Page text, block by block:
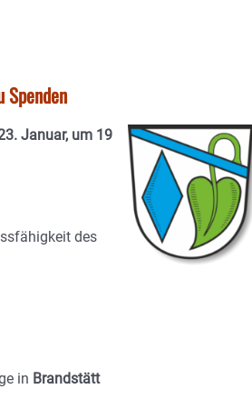
Spenden
Januar, um 19
des
in Brandstätt